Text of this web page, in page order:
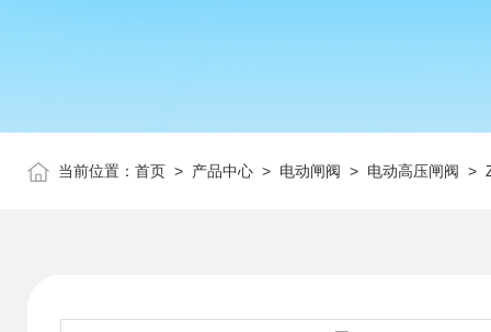
当前位置： 首页 > 产品中心 > 电动闸阀 > 电动高压闸阀 >